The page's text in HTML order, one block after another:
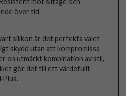
Resistent mot slitage och
över tid.
silikon är det perfekta valet
skydd utan att kompromissa
en utmärkt kombination av stil,
gör det till ett värdefullt
Plus.